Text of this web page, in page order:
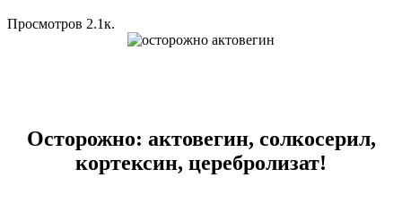
Просмотров 2.1к.
Осторожно: актовегин, солкосерил,
кортексин, церебролизат!